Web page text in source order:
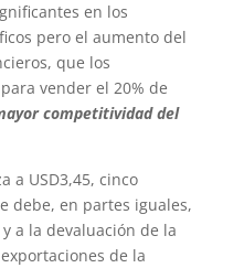
en los
pero el aumento del
que los
vender el 20% de
competitividad del
a USD3,45, cinco
debe, en partes iguales,
a la devaluación de la
de la